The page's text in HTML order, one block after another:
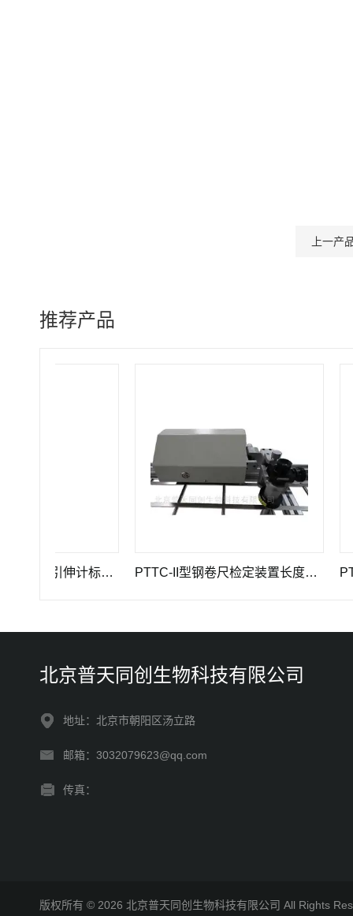
上一产
推荐产品
GWB-200JA型高精度引伸计标定仪长度计量器具 PTTC-II型钢卷尺检定装置长度计量仪器 PTTC
北京普天同创生物科技有限公司
地址：北京市朝阳区汤立路
邮箱：3032079623@qq.com
传真：
版权所有 © 2026 北京普天同创生物科技有限公司 All Rights